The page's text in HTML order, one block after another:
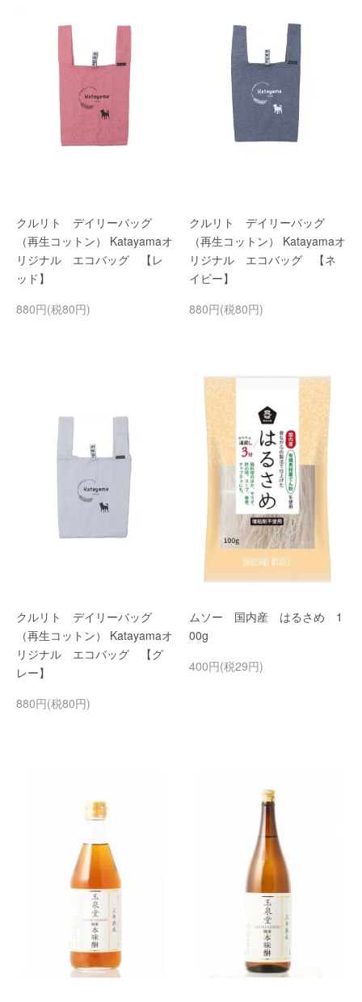
クルリト デイリーバッグ
（再生コットン） Katayamaオ
リジナル エコバッグ 【レ
ッド】
880円(税80円)
クルリト デイリーバッグ
（再生コットン） Katayamaオ
リジナル エコバッグ 【ネ
イビー】
880円(税80円)
クルリト デイリーバッグ
（再生コットン） Katayamaオ
リジナル エコバッグ 【グ
レー】
880円(税80円)
ムソー 国内産 はるさめ 1
00g
400円(税29円)